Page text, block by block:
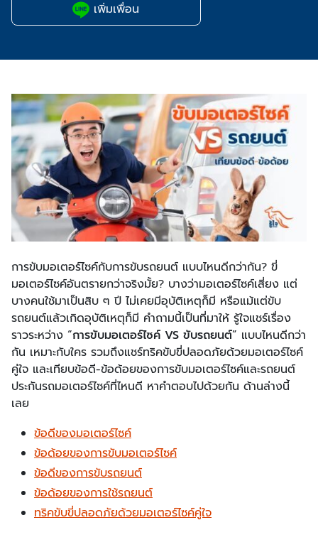
เพิ่มเพื่อน
การขับมอเตอร์ไซค์กับการขับรถยนต์ แบบไหนดีกว่ากัน? ขี่
มอเตอร์ไซค์อันตรายกว่าจริงมั้ย? บางว่ามอเตอร์ไซค์เสี่ยง แต่
บางคนใช้มาเป็นสิบ ๆ ปี ไม่เคยมีอุบัติเหตุก็มี หรือแม้แต่ขับ
รถยนต์แล้วเกิดอุบัติเหตุก็มี คำถามนี้เป็นที่มาให้ รู้ใจแชร์เรื่อง
ราวระหว่าง “การขับมอเตอร์ไซค์ VS ขับรถยนต์” แบบไหนดีกว่า
กัน เหมาะกับใคร รวมถึงแชร์ทริคขับขี่ปลอดภัยด้วยมอเตอร์ไซค์
คู่ใจ และเทียบข้อดี-ข้อด้อยของการขับมอเตอร์ไซค์และรถยนต์
ประกันรถมอเตอร์ไซค์ที่ไหนดี หาคำตอบไปด้วยกัน ด้านล่างนี้
เลย
ข้อดีของมอเตอร์ไซค์
ข้อด้อยของการขับมอเตอร์ไซค์
ข้อดีของการขับรถยนต์
ข้อด้อยของการใช้รถยนต์
ทริคขับขี่ปลอดภัยด้วยมอเตอร์ไซค์คู่ใจ